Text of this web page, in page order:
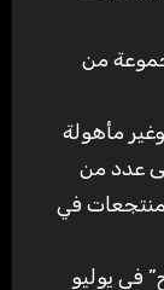
من
مأهولة
عدد من
في
في يوليو